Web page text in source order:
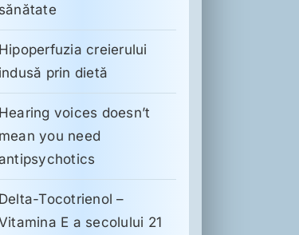
sănătate
Hipoperfuzia creierului
indusă prin dietă
Hearing voices doesn’t
mean you need
Delta-Tocotrienol –
E a secolului 21